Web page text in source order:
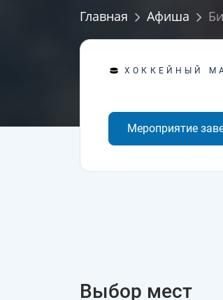
Главная Афиша
ХОККЕЙНЫЙ
Мероприятие
Выбор мест